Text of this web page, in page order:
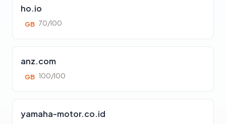
ho.io
GB 70/100
anz.com
GB 100/100
yamaha-motor.co.id